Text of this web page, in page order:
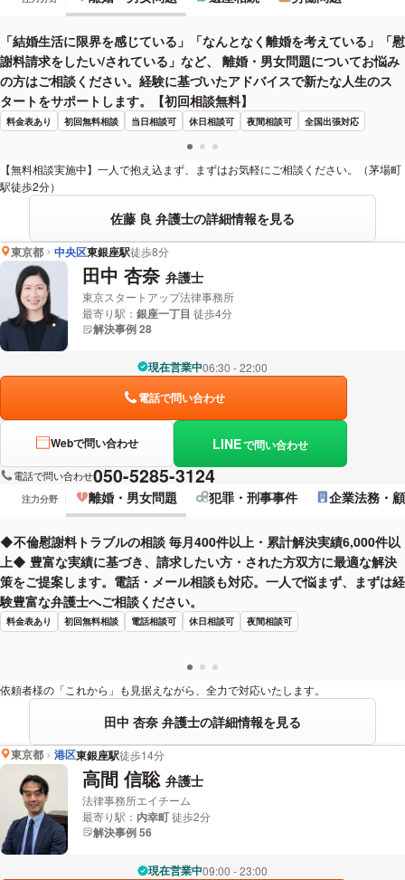
「結婚生活に限界を感じている」「なんとなく離婚を考えている」「慰
謝料請求をしたい/されている」など、 離婚・男女問題についてお悩み
の方はご相談ください。経験に基づいたアドバイスで新たな人生のス
タートをサポートします。【初回相談無料】
料金表あり 初回無料相談 当日相談可 休日相談可 夜間相談可 全国出張対応
【無料相談実施中】一人で抱え込まず、まずはお気軽にご相談ください。（茅場町
駅徒歩2分）
佐藤 良 弁護士の詳細情報を見る
東京都 中央区東銀座駅徒歩8分
田中 杏奈 弁護士
東京スタートアップ法律事務所
最寄り駅： 銀座一丁目 徒歩4分
解決事例 28
現在営業中06:30 - 22:00
電話で問い合わせ
Webで問い合わせ LINEで問い合わせ
電話で問い合わせ050-5285-3124
注力分野 離婚・男女問題 犯罪・刑事事件 企業法務・
◆不倫慰謝料トラブルの相談 毎月400件以上・累計解決実績6,000件以
上◆ 豊富な実績に基づき、請求したい方・された方双方に最適な解決
策をご提案します。電話・メール相談も対応。一人で悩まず、まずは経
験豊富な弁護士へご相談ください。
料金表あり 初回無料相談 電話相談可 休日相談可 夜間相談可
依頼者様の「これから」も見据えながら、全力で対応いたします。
田中 杏奈 弁護士の詳細情報を見る
東京都 港区東銀座駅徒歩14分
高間 信聡 弁護士
法律事務所エイチーム
最寄り駅： 内幸町徒歩2分
解決事例 56
現在営業中09:00 - 23:00